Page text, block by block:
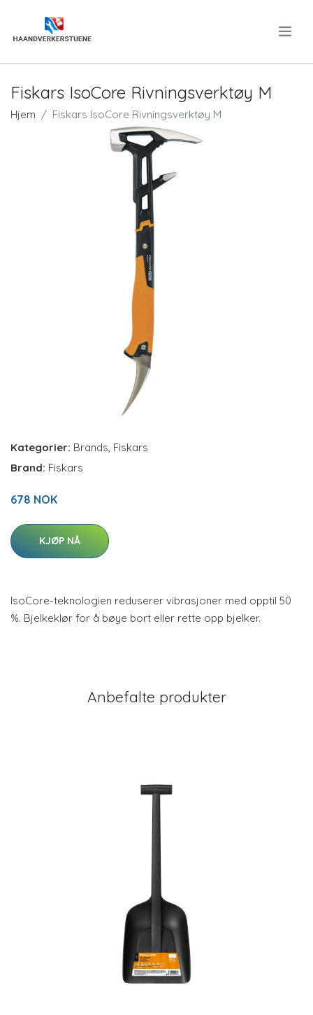
Fiskars IsoCore Rivningsverktøy M
Hjem Fiskars IsoCore Rivningsverktøy M
Kategorier: Brands, Fiskars
Brand: Fiskars
678 NOK
KJØP NÅ
IsoCore-teknologien reduserer vibrasjoner med opptil 50
%. Bjelkeklør for å bøye bort eller rette opp bjelker.
Anbefalte produkter